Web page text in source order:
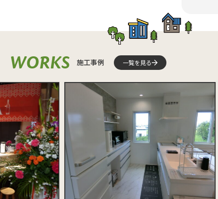
WORKS 施工事例 一覧を見る